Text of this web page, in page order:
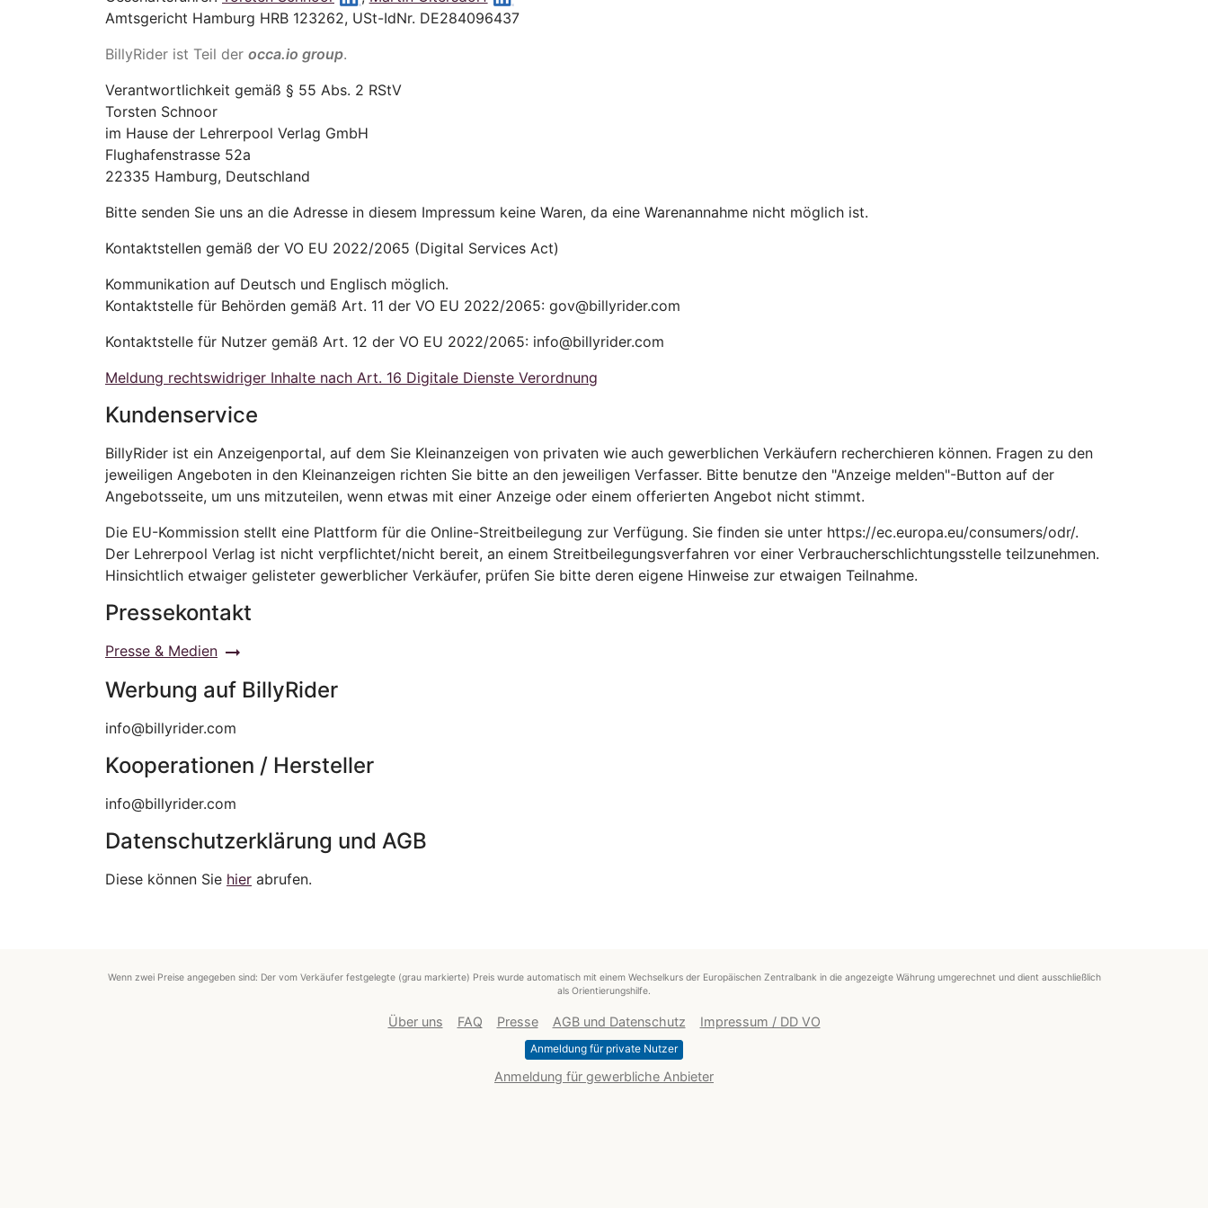
Amtsgericht Hamburg HRB 123262, USt-IdNr. DE284096437
BillyRider ist Teil der occa.io group.
Verantwortlichkeit gemäß § 55 Abs. 2 RStV
Torsten Schnoor
im Hause der Lehrerpool Verlag GmbH
Flughafenstrasse 52a
22335 Hamburg, Deutschland
Bitte senden Sie uns an die Adresse in diesem Impressum keine Waren, da eine Warenannahme nicht möglich ist.
Kontaktstellen gemäß der VO EU 2022/2065 (Digital Services Act)
Kommunikation auf Deutsch und Englisch möglich.
Kontaktstelle für Behörden gemäß Art. 11 der VO EU 2022/2065: gov@billyrider.com
Kontaktstelle für Nutzer gemäß Art. 12 der VO EU 2022/2065: info@billyrider.com
Meldung rechtswidriger Inhalte nach Art. 16 Digitale Dienste Verordnung
Kundenservice
BillyRider ist ein Anzeigenportal, auf dem Sie Kleinanzeigen von privaten wie auch gewerblichen Verkäufern recherchieren können. Fragen zu den
jeweiligen Angeboten in den Kleinanzeigen richten Sie bitte an den jeweiligen Verfasser. Bitte benutze den "Anzeige melden"-Button auf der
Angebotsseite, um uns mitzuteilen, wenn etwas mit einer Anzeige oder einem offerierten Angebot nicht stimmt.
Die EU-Kommission stellt eine Plattform für die Online-Streitbeilegung zur Verfügung. Sie finden sie unter https://ec.europa.eu/consumers/odr/.
Der Lehrerpool Verlag ist nicht verpflichtet/nicht bereit, an einem Streitbeilegungsverfahren vor einer Verbraucherschlichtungsstelle teilzunehmen.
Hinsichtlich etwaiger gelisteter gewerblicher Verkäufer, prüfen Sie bitte deren eigene Hinweise zur etwaigen Teilnahme.
Pressekontakt
Presse & Medien arrow_right_alt
Werbung auf BillyRider
info@billyrider.com
Kooperationen / Hersteller
info@billyrider.com
Datenschutzerklärung und AGB
Diese können Sie hier abrufen.
Wenn zwei Preise angegeben sind: Der vom Verkäufer festgelegte (grau markierte) Preis wurde automatisch mit einem Wechselkurs der Europäischen Zentralbank in die angezeigte Währung umgerechnet und dient ausschließlich
als Orientierungshilfe.
Über uns FAQ Presse AGB und Datenschutz Impressum / DD VO
Anmeldung für private Nutzer
Anmeldung für gewerbliche Anbieter